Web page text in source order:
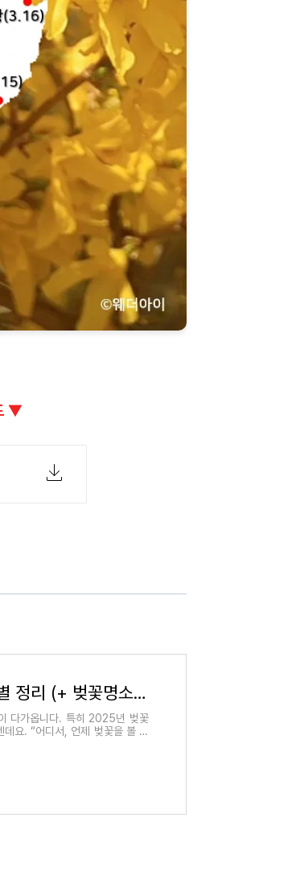
▼
2025년 벚꽃 개화시기 지역별 정리 (+ 벚꽃명소 및 여행지 축제 추천)
다가옵니다. 특히 2025년 벚꽃
요. “어디서, 언제 벚꽃을 볼 수